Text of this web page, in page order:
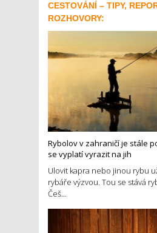
CESTOVÁNÍ – TIPY,
ROZHOVORY:
Rybolov v zahraničí je stále
se vyplatí vyrazit na jih
Ulovit kapra nebo jinou rybu
rybáře výzvou. Tou se stává
Češ...